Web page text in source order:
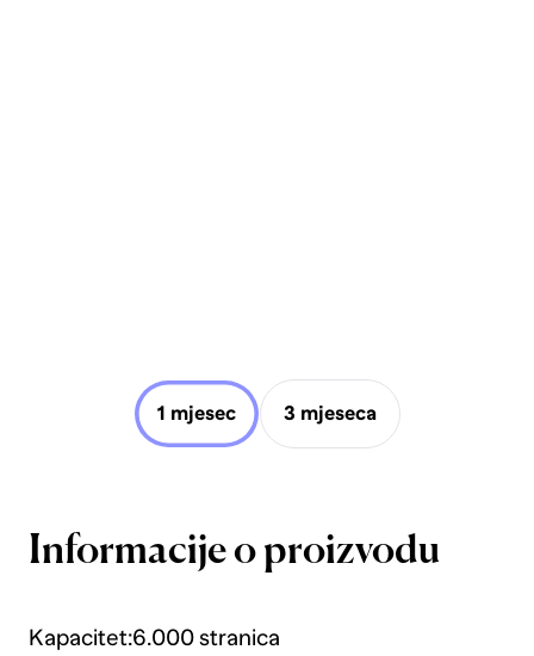
1 mjesec 3 mjeseca
Informacije o proizvodu
Kapacitet:6.000 stranica